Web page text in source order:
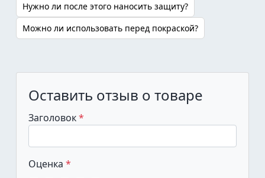
Нужно ли после этого наносить защиту?
Можно ли использовать перед покраской?
Оставить отзыв о товаре
Заголовок
Оценка